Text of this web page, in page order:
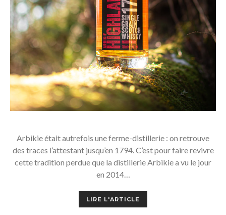
Arbikie était autrefois une ferme-distillerie : on retrouve
des traces l’attestant jusqu’en 1794. C’est pour faire revivre
cette tradition perdue que la distillerie Arbikie a vu le jour
en 2014…
LIRE L'ARTICLE